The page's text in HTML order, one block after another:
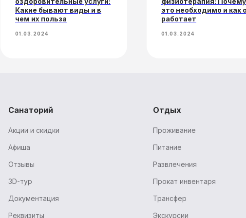
Какие бывают виды и в
чем их польза
01.03.2024
это необходимо и как
работает
01.03.2024
Санаторий
Акции и скидки
Афиша
Отзывы
Документация Трансфер
Прокат инвентаря
Экскурсии
Отдых
Проживание
Питание
Развлечения
3D-тур
Реквизиты